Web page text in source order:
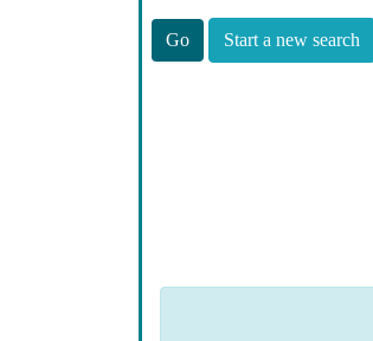
Start a new search